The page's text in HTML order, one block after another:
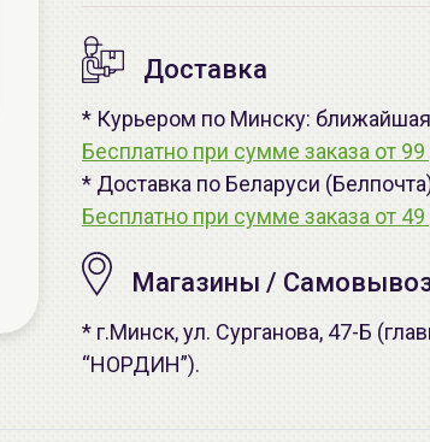
Доставка
* Курьером по Минску: ближайшая
Бесплатно при сумме заказа от 99
* Доставка по Беларуси
Бесплатно при сумме заказа от 49
Магазины /
* г.Минск, ул. Сурганова, 47-Б
“НОРДИН”).